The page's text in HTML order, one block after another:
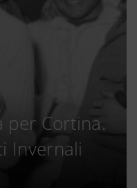
per Cortina.
Invernali